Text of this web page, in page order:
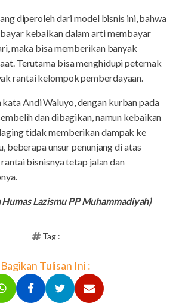
diperoleh dari model bisnis ini, bahwa
kebaikan dalam arti membayar
maka bisa memberikan banyak
Terutama bisa menghidupi peternak
rantai kelompok pemberdayaan.
Andi Waluyo, dengan kurban pada
dan dibagikan, namun kebaikan
tidak memberikan dampak ke
beberapa unsur penunjang di atas
bisnisnya tetap jalan dan
Lazismu PP Muhammadiyah)
Tag :
Bagikan Tulisan Ini :